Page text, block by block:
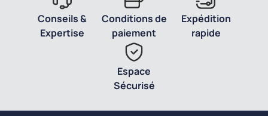
Conseils &
Expertise
Conditions de
paiement
Expédition
rapide
Espace
Sécurisé